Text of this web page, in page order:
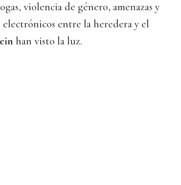
violencia de género, amenazas y
electrónicos entre la heredera y el
han visto la luz.